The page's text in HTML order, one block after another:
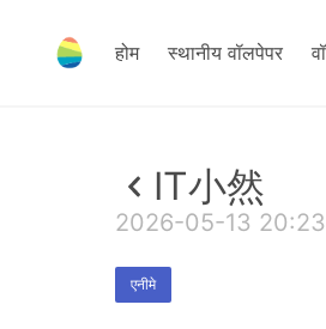
होम स्थानीय वॉलपेपर
IT小然
2026-05-13 20:23
एनीमे